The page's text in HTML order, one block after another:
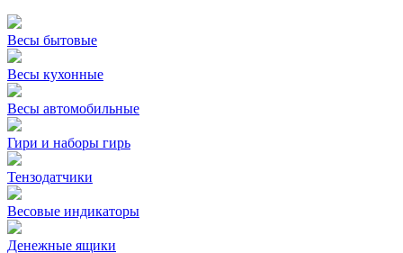
Весы бытовые
Весы кухонные
Весы автомобильные
Гири и наборы гирь
Тензодатчики
Весовые индикаторы
Денежные ящики